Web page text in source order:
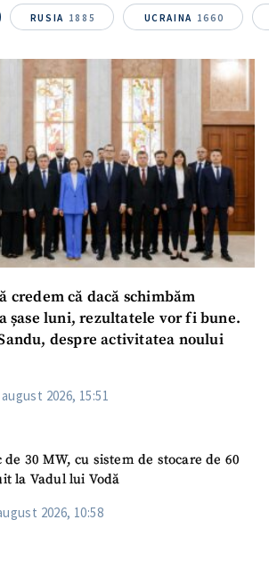
RUSIA 1885 UCRAINA 1660
credem că dacă schimbăm
șase luni, rezultatele vor fi bune.
despre activitatea noului
2026, 15:51
30 MW, cu sistem de stocare de 60
la Vadul lui Vodă
2026, 10:58